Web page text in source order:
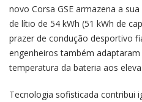
novo Corsa GSE armazena a
de lítio de 54 kWh (51 kWh de
prazer de condução desportivo
engenheiros também
temperatura da bateria aos
Tecnologia sofisticada contribui